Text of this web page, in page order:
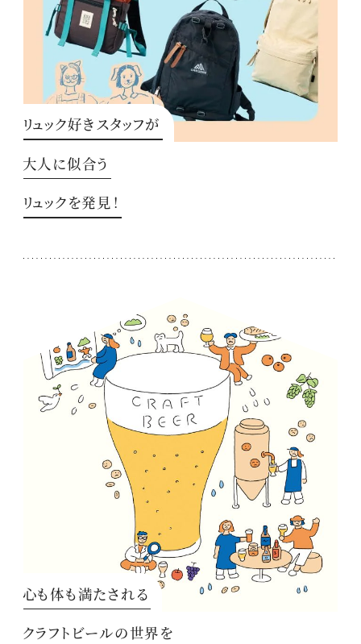
リュック好きスタッフが
大人に似合う
リュックを発見！
心も体も満たされる
クラフトビールの世界を